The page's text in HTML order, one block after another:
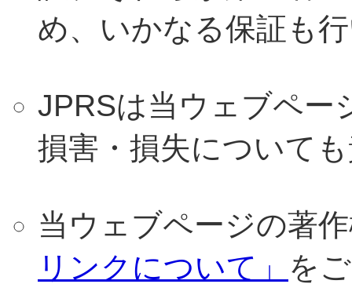
め、いかなる保証も
JPRSは当ウェブペー
損害・損失について
当ウェブページの著
リンクについて」 を